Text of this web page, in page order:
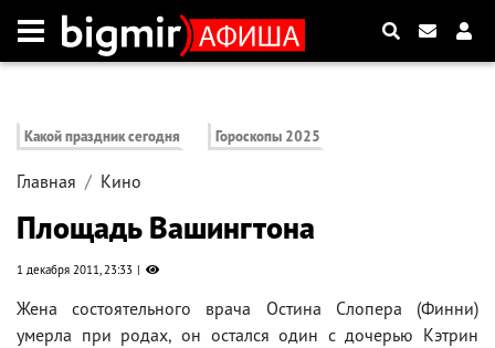
Какой праздник сегодня Гороскопы 2025
Главная Кино
Площадь Вашингтона
1 декабря 2011, 23:33
Жена состоятельного врача Остина Слопера (Финни)
умерла при родах, он остался один с дочерью Кэтрин